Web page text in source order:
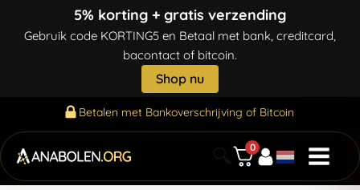
5% korting + gratis verzending
Gebruik code KORTING5 en Betaal met bank, creditcard,
bacontact of bitcoin.
Shop nu
0